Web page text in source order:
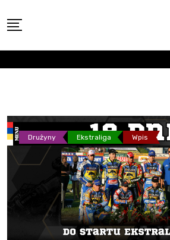
to
Drużyny Ekstraliga Wpis